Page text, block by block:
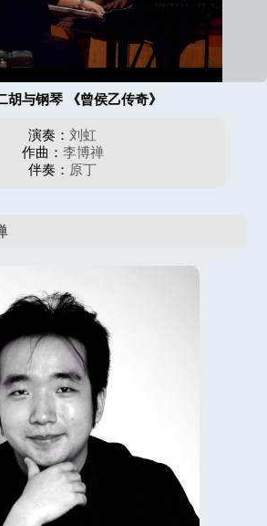
胡与钢琴 《曾侯乙传奇》
演奏：刘虹
作曲： 李博禅
伴奏： 原丁